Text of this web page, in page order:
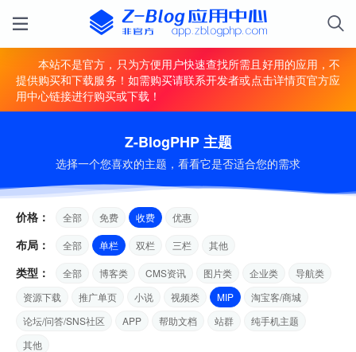
本站不是官方，只为方便用户快速查找所需且好用的应用，不
提供购买和下载服务！如需购买请联系开发者或点击详情页官方应
用中心链接进行购买或下载！
Z-BlogPHP 主题
选择一个您喜欢的主题，看看它是否适合您的需求
价格： 全部 免费 收费 优惠
布局： 全部 单栏 双栏 三栏 其他
类型： 全部 博客类 CMS资讯 图片类 企业类
导航类
资源下载
推广单页 小说 视频类 MIP
淘宝客/商城
论坛/问答/SNS社区
APP 帮助文档 站群
纯手机主题
其他